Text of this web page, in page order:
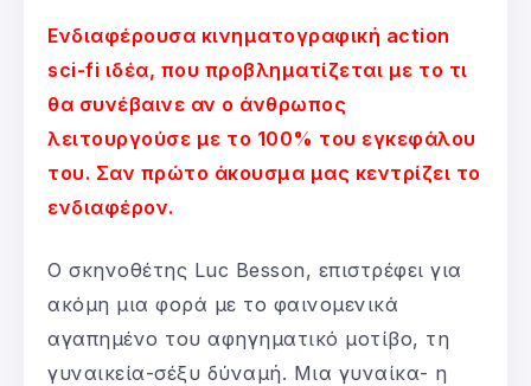
Ενδιαφέρουσα κινηματογραφική action
sci-fi ιδέα, που προβληματίζεται με το τι
θα συνέβαινε αν ο άνθρωπος
λειτουργούσε με το 100% του εγκεφάλου
του. Σαν πρώτο άκουσμα μας κεντρίζει το
ενδιαφέρον.
Ο σκηνοθέτης Luc Besson, επιστρέφει για
ακόμη μια φορά με το φαινομενικά
αγαπημένο του αφηγηματικό μοτίβο, τη
γυναικεία-σέξυ δύναμή. Μια γυναίκα- η